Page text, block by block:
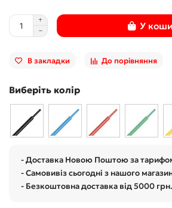
У
В закладки До порівняння
Виберіть колір
- Доставка Новою Поштою за
- Самовивіз сьогодні з нашого
- Безкоштовна доставка від 5000